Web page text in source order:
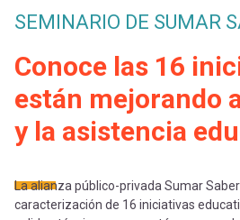
entrar
a
mi
cuenta
Expand
Exploración
Expand
[Educarchile
sesión
de
ayuda
a
SEMINARIO DE SUMAR
Conoce las 16
están mejorando
y la asistencia
La alianza público-privada Sumar
caracterización de 16 iniciativas